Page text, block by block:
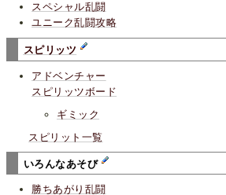
スペシャル乱闘
ユニーク乱闘攻略
スピリッツ
アドベンチャー
スピリッツボード
ギミック
スピリット一覧
いろんなあそび
勝ちあがり乱闘